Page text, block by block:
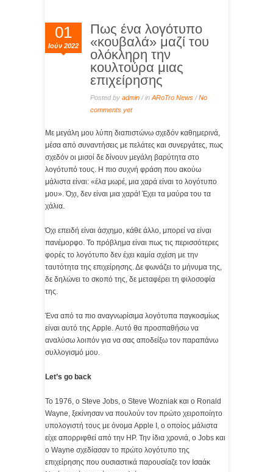
01
Ιούν 2022
Πως ένα λογότυπο
«κουβαλά» μαζί του
ολόκληρη την
κουλτούρα μιας
επιχείρησης
Posted by admin / in ARoTro News /No
comments yet
Με μεγάλη μου λύπη διαπιστώνω σχεδόν καθημερινά,
μέσα από συναντήσεις με πελάτες και συνεργάτες, πως
σχεδόν οι μισοί δε δίνουν μεγάλη βαρύτητα στο
λογότυπό τους. Η πιο συχνή φράση που ακούω
μάλιστα είναι: «έλα μωρέ, μια χαρά είναι το λογότυπο
μου». Όχι, δεν είναι μια χαρά! Έχει τα μαύρα του τα
χάλια.
Όχι επειδή είναι άσχημο, κάθε άλλο, μπορεί να είναι
πανέμορφο. Το πρόβλημα είναι πως τις περισσότερες
φορές το λογότυπο δεν έχει καμία σχέση με την
ταυτότητα της επιχείρησης. Δε φωνάζει το μήνυμα της,
δε δηλώνει το σκοπό της, δε μεταφέρει τη φιλοσοφία
της.
Ένα από τα πιο αναγνωρίσιμα λογότυπα παγκοσμίως
είναι αυτό της Apple. Αυτό θα προσπαθήσω να
αναλύσω λοιπόν για να σας αποδείξω τον παραπάνω
συλλογισμό μου.
Let’s go back
To 1976, o Steve Jobs, ο Steve Wozniak και ο Ronald
Wayne, ξεκίνησαν να πουλούν τον πρώτο χειροποίητο
υπολογιστή τους με όνομα Apple I, ο οποίος μάλιστα
είχε απορριφθεί από την HP. Την ίδια χρονιά, ο Jobs και
ο Wayne σχεδίασαν το πρώτο λογότυπο της
επιχείρησης που ουσιαστικά παρουσίαζε τον Ισαάκ